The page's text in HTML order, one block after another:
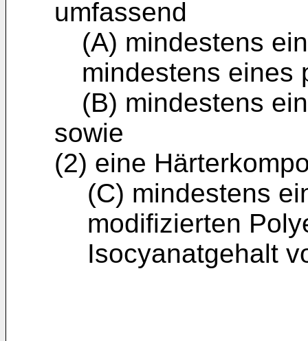
umfassend
(A) mindestens
mindestens eines
(B) mindestens
sowie
(2) eine
(C) mindestens
modifizierten
Isocyanatgehalt